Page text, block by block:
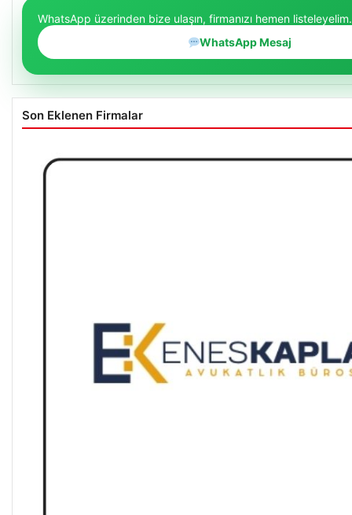
WhatsApp üzerinden bize ulaşın, firmanızı hemen listeleyelim.
WhatsApp Mesaj
Son Eklenen Firmalar